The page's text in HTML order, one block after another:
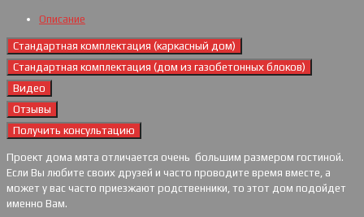
Описание
Стандартная комплектация (каркасный дом)
Стандартная комплектация (дом из газобетонных блоков)
Видео
Отзывы
Получить консультацию
Проект дома мята отличается очень большим размером гостиной.
Если Вы любите своих друзей и часто проводите время вместе, а
может у вас часто приезжают родственники, то этот дом подойдет
именно Вам.